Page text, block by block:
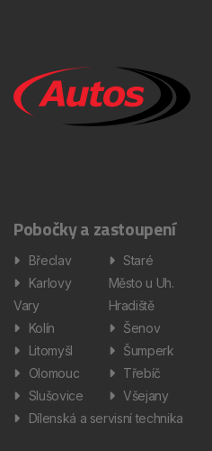
Pobočky a zastoupení
Břeclav
Karlovy
Vary
Kolín
Litomyšl
Olomouc
Slušovice
Staré
Město u Uh.
Hradiště
Šenov
Šumperk
Třebíč
Všejany
Dílenská a servisní technika